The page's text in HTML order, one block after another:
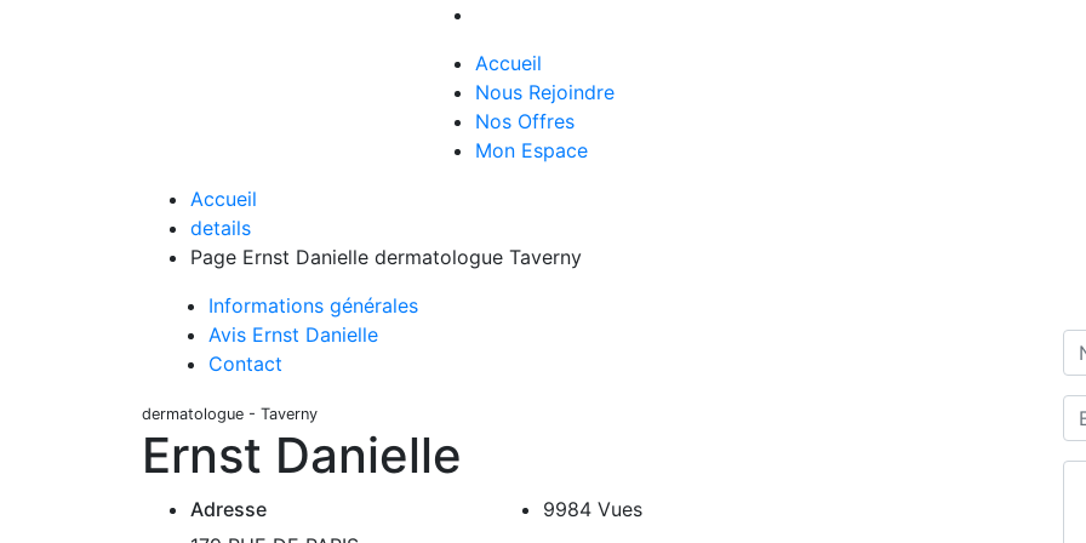
Accueil
Nous Rejoindre
Nos Offres
Mon Espace
Accueil
details
Page Ernst Danielle dermatologue Taverny
Informations générales
Avis Ernst Danielle
Contact
dermatologue - Taverny
Ernst Danielle
9984 Vues
Adresse